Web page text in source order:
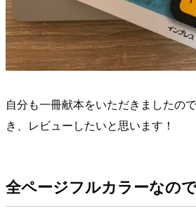
自分も一冊献本をいただきましたの
き、レビューしたいと思います！
全ページフルカラーなの